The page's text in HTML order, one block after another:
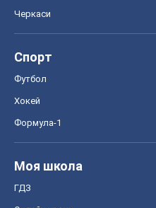
Черкаси
Спорт
Футбол
Хокей
Формула-1
Моя школа
ГДЗ